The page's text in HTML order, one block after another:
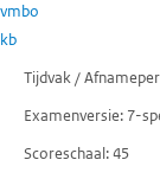
vmbo
kb
Tijdvak /
Examenversie 7-
Scoreschaal 45